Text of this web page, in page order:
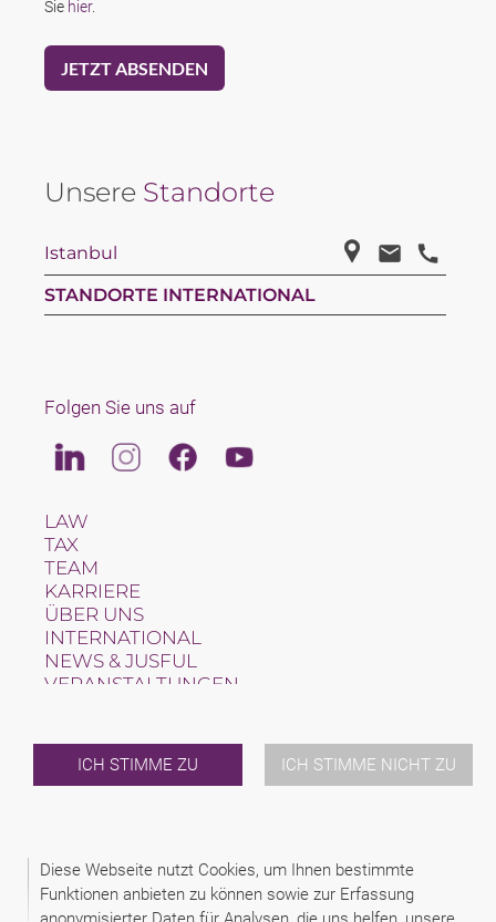
Diese Webseite nutzt Cookies, um Ihnen bestimmte
Funktionen anbieten zu können sowie zur Erfassung
ICH STIMME ZU ICH STIMME NICHT ZU
Sie hier.
Unsere Standorte
Istanbul
STANDORTE INTERNATIONAL
Folgen Sie uns auf
LinkedinInstagramFacebookYoutube
LAW
TAX
TEAM
KARRIERE
ÜBER UNS
INTERNATIONAL
NEWS & JUSFUL
VERANSTALTUNGEN
2026 (C) GEMS LEGAL SCHINDHELM ISTANBUL